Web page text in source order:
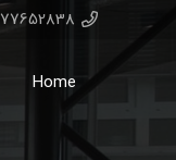
77652838 21 98+ / 56236081 21 98+
Home